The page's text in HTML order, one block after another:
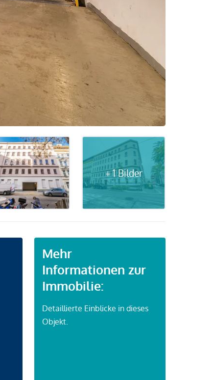
+ 1 Bilder
Mehr
Informationen zur
Immobilie:
Detaillierte Einblicke in dieses
Objekt.